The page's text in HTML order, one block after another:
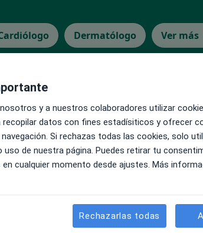
Dermatólogo Ver más
La reserva de cita online no está
y a nuestros colaboradores utilizar
recopilar datos con fines estadísiticos y ofrecer
Si rechazas todas las cookies, solo
uso de nuestra página. Puedes retirar tu
cualquier momento desde ajustes. Más
Rechazarlas todas